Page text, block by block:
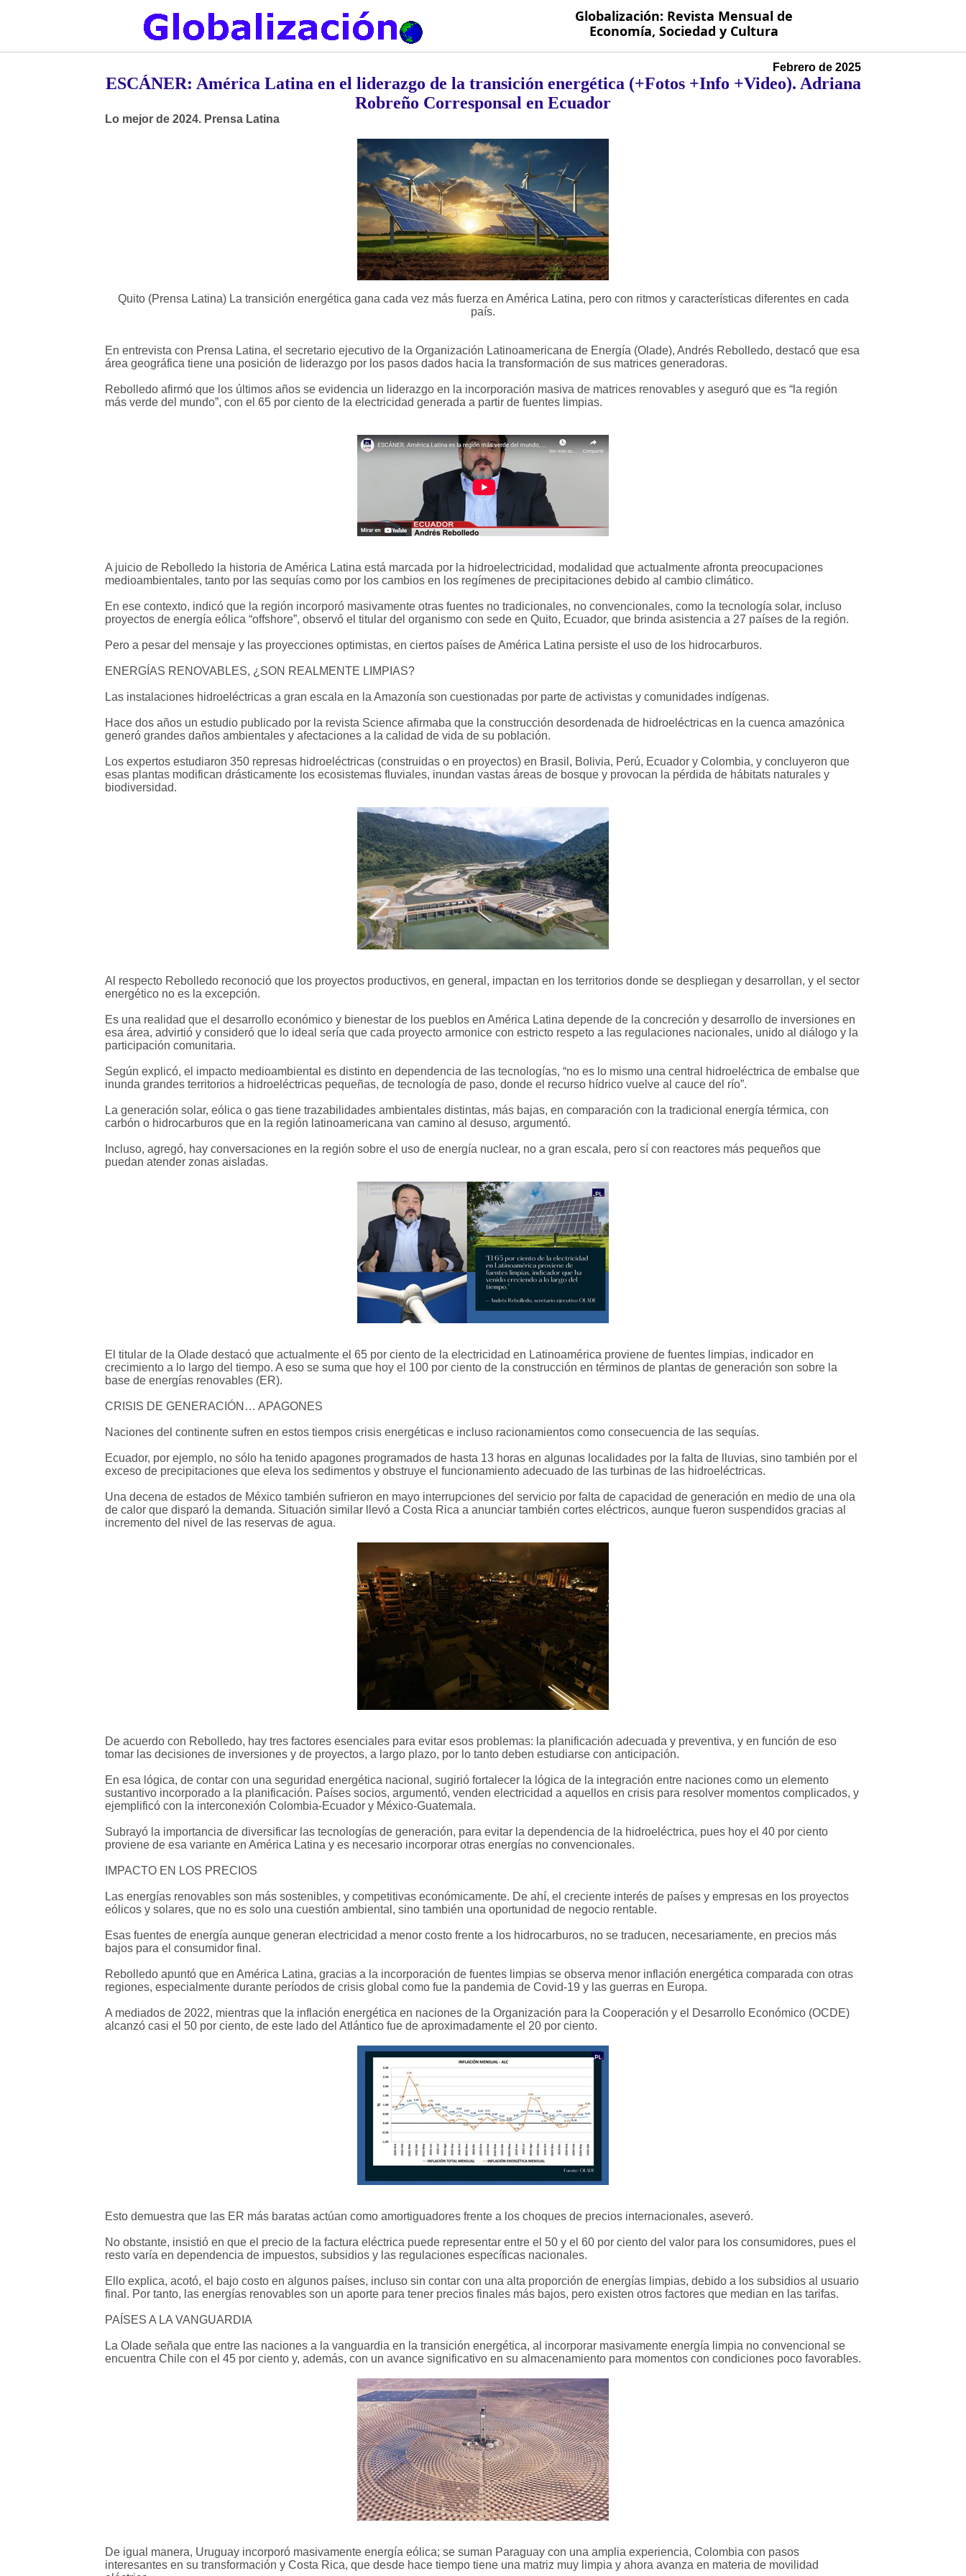
Globalización: Revista Mensual de
Economía, Sociedad y Cultura
Febrero de 2025
ESCÁNER: América Latina en el liderazgo de la transición energética (+Fotos +Info +Video). Adriana
Robreño Corresponsal en Ecuador
Lo mejor de 2024. Prensa Latina
Quito (Prensa Latina) La transición energética gana cada vez más fuerza en América Latina, pero con ritmos y características diferentes en cada
país.
En entrevista con Prensa Latina, el secretario ejecutivo de la Organización Latinoamericana de Energía (Olade), Andrés Rebolledo, destacó que esa
área geográfica tiene una posición de liderazgo por los pasos dados hacia la transformación de sus matrices generadoras.
Rebolledo afirmó que los últimos años se evidencia un liderazgo en la incorporación masiva de matrices renovables y aseguró que es “la región
más verde del mundo”, con el 65 por ciento de la electricidad generada a partir de fuentes limpias.
A juicio de Rebolledo la historia de América Latina está marcada por la hidroelectricidad, modalidad que actualmente afronta preocupaciones
medioambientales, tanto por las sequías como por los cambios en los regímenes de precipitaciones debido al cambio climático.
En ese contexto, indicó que la región incorporó masivamente otras fuentes no tradicionales, no convencionales, como la tecnología solar, incluso
proyectos de energía eólica “offshore”, observó el titular del organismo con sede en Quito, Ecuador, que brinda asistencia a 27 países de la región.
Pero a pesar del mensaje y las proyecciones optimistas, en ciertos países de América Latina persiste el uso de los hidrocarburos.
ENERGÍAS RENOVABLES, ¿SON REALMENTE LIMPIAS?
Las instalaciones hidroeléctricas a gran escala en la Amazonía son cuestionadas por parte de activistas y comunidades indígenas.
Hace dos años un estudio publicado por la revista Science afirmaba que la construcción desordenada de hidroeléctricas en la cuenca amazónica
generó grandes daños ambientales y afectaciones a la calidad de vida de su población.
Los expertos estudiaron 350 represas hidroeléctricas (construidas o en proyectos) en Brasil, Bolivia, Perú, Ecuador y Colombia, y concluyeron que
esas plantas modifican drásticamente los ecosistemas fluviales, inundan vastas áreas de bosque y provocan la pérdida de hábitats naturales y
biodiversidad.
Al respecto Rebolledo reconoció que los proyectos productivos, en general, impactan en los territorios donde se despliegan y desarrollan, y el sector
energético no es la excepción.
Es una realidad que el desarrollo económico y bienestar de los pueblos en América Latina depende de la concreción y desarrollo de inversiones en
esa área, advirtió y consideró que lo ideal sería que cada proyecto armonice con estricto respeto a las regulaciones nacionales, unido al diálogo y la
participación comunitaria.
Según explicó, el impacto medioambiental es distinto en dependencia de las tecnologías, “no es lo mismo una central hidroeléctrica de embalse que
inunda grandes territorios a hidroeléctricas pequeñas, de tecnología de paso, donde el recurso hídrico vuelve al cauce del río”.
La generación solar, eólica o gas tiene trazabilidades ambientales distintas, más bajas, en comparación con la tradicional energía térmica, con
carbón o hidrocarburos que en la región latinoamericana van camino al desuso, argumentó.
Incluso, agregó, hay conversaciones en la región sobre el uso de energía nuclear, no a gran escala, pero sí con reactores más pequeños que
puedan atender zonas aisladas.
El titular de la Olade destacó que actualmente el 65 por ciento de la electricidad en Latinoamérica proviene de fuentes limpias, indicador en
crecimiento a lo largo del tiempo. A eso se suma que hoy el 100 por ciento de la construcción en términos de plantas de generación son sobre la
base de energías renovables (ER).
CRISIS DE GENERACIÓN… APAGONES
Naciones del continente sufren en estos tiempos crisis energéticas e incluso racionamientos como consecuencia de las sequías.
Ecuador, por ejemplo, no sólo ha tenido apagones programados de hasta 13 horas en algunas localidades por la falta de lluvias, sino también por el
exceso de precipitaciones que eleva los sedimentos y obstruye el funcionamiento adecuado de las turbinas de las hidroeléctricas.
Una decena de estados de México también sufrieron en mayo interrupciones del servicio por falta de capacidad de generación en medio de una ola
de calor que disparó la demanda. Situación similar llevó a Costa Rica a anunciar también cortes eléctricos, aunque fueron suspendidos gracias al
incremento del nivel de las reservas de agua.
De acuerdo con Rebolledo, hay tres factores esenciales para evitar esos problemas: la planificación adecuada y preventiva, y en función de eso
tomar las decisiones de inversiones y de proyectos, a largo plazo, por lo tanto deben estudiarse con anticipación.
En esa lógica, de contar con una seguridad energética nacional, sugirió fortalecer la lógica de la integración entre naciones como un elemento
sustantivo incorporado a la planificación. Países socios, argumentó, venden electricidad a aquellos en crisis para resolver momentos complicados, y
ejemplificó con la interconexión Colombia-Ecuador y México-Guatemala.
Subrayó la importancia de diversificar las tecnologías de generación, para evitar la dependencia de la hidroeléctrica, pues hoy el 40 por ciento
proviene de esa variante en América Latina y es necesario incorporar otras energías no convencionales.
IMPACTO EN LOS PRECIOS
Las energías renovables son más sostenibles, y competitivas económicamente. De ahí, el creciente interés de países y empresas en los proyectos
eólicos y solares, que no es solo una cuestión ambiental, sino también una oportunidad de negocio rentable.
Esas fuentes de energía aunque generan electricidad a menor costo frente a los hidrocarburos, no se traducen, necesariamente, en precios más
bajos para el consumidor final.
Rebolledo apuntó que en América Latina, gracias a la incorporación de fuentes limpias se observa menor inflación energética comparada con otras
regiones, especialmente durante períodos de crisis global como fue la pandemia de Covid-19 y las guerras en Europa.
A mediados de 2022, mientras que la inflación energética en naciones de la Organización para la Cooperación y el Desarrollo Económico (OCDE)
alcanzó casi el 50 por ciento, de este lado del Atlántico fue de aproximadamente el 20 por ciento.
Esto demuestra que las ER más baratas actúan como amortiguadores frente a los choques de precios internacionales, aseveró.
No obstante, insistió en que el precio de la factura eléctrica puede representar entre el 50 y el 60 por ciento del valor para los consumidores, pues el
resto varía en dependencia de impuestos, subsidios y las regulaciones específicas nacionales.
Ello explica, acotó, el bajo costo en algunos países, incluso sin contar con una alta proporción de energías limpias, debido a los subsidios al usuario
final. Por tanto, las energías renovables son un aporte para tener precios finales más bajos, pero existen otros factores que median en las tarifas.
PAÍSES A LA VANGUARDIA
La Olade señala que entre las naciones a la vanguardia en la transición energética, al incorporar masivamente energía limpia no convencional se
encuentra Chile con el 45 por ciento y, además, con un avance significativo en su almacenamiento para momentos con condiciones poco favorables.
De igual manera, Uruguay incorporó masivamente energía eólica; se suman Paraguay con una amplia experiencia, Colombia con pasos
interesantes en su transformación y Costa Rica, que desde hace tiempo tiene una matriz muy limpia y ahora avanza en materia de movilidad